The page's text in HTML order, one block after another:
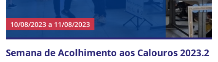
10/08/2023 a 11/08/2023
Semana de Acolhimento aos Calouros 2023.2